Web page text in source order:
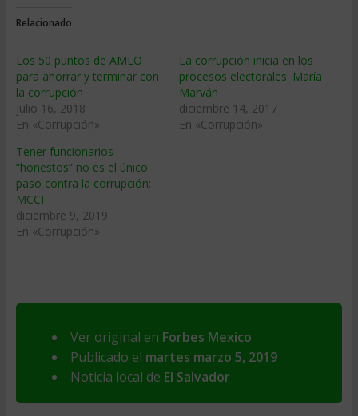
Relacionado
Los 50 puntos de AMLO
para ahorrar y terminar con
la corrupción
julio 16, 2018
En «Corrupción»
La corrupción inicia en los
procesos electorales: María
Marván
diciembre 14, 2017
En «Corrupción»
Tener funcionarios
“honestos” no es el único
paso contra la corrupción:
MCCI
diciembre 9, 2019
En «Corrupción»
Ver original en Forbes Mexico
Publicado el martes marzo 5, 2019
Noticia local de El Salvador